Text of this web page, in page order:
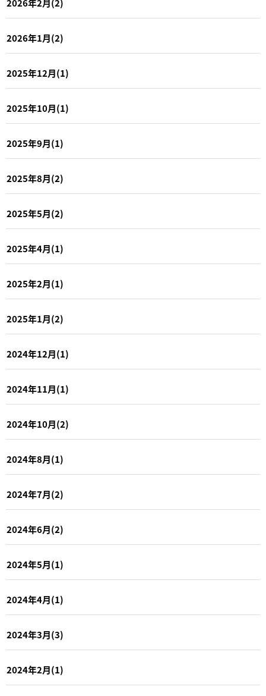
2026年1月(2)
2025年12月(1)
2025年10月(1)
2025年9月(1)
2025年8月(2)
2025年5月(2)
2025年4月(1)
2025年2月(1)
2025年1月(2)
2024年12月(1)
2024年11月(1)
2024年10月(2)
2024年8月(1)
2024年7月(2)
2024年6月(2)
2024年5月(1)
2024年4月(1)
2024年3月(3)
2024年2月(1)